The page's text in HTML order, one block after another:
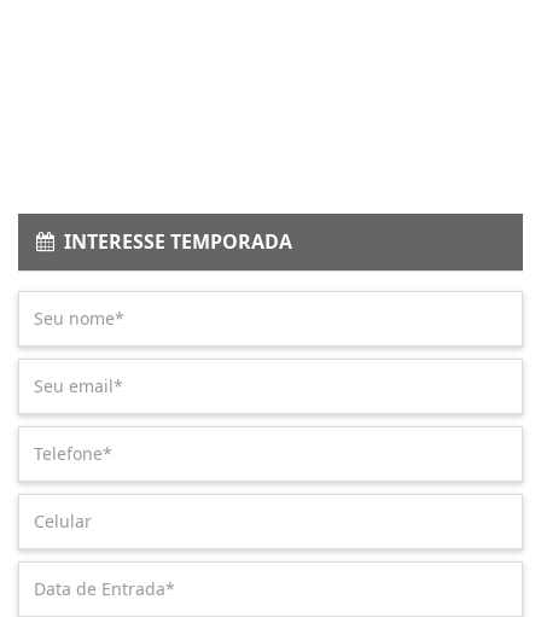
INTERESSE TEMPORADA